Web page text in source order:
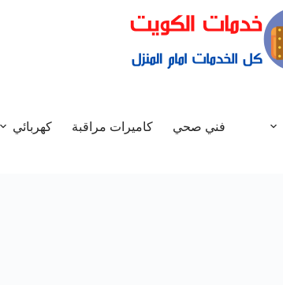
فني صحي كاميرات مراقبة كهربائي